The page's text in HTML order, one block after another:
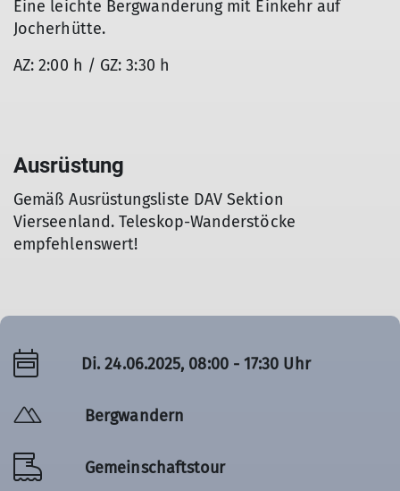
Eine leichte Bergwanderung mit Einkehr auf
Jocherhütte.
AZ: 2:00 h / GZ: 3:30 h
Ausrüstung
Gemäß Ausrüstungsliste DAV Sektion
Vierseenland. Teleskop-Wanderstöcke
empfehlenswert!
Di. 24.06.2025, 08:00 - 17:30 Uhr
Bergwandern
Gemeinschaftstour